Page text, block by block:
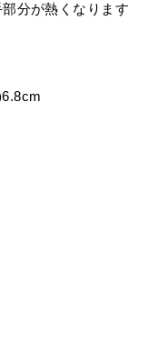
分が熱くなります